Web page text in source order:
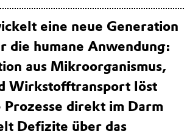
eine neue Generation
die humane Anwendung:
aus Mikroorganismus,
Wirkstofftransport löst
Prozesse direkt im Darm
Defizite über das